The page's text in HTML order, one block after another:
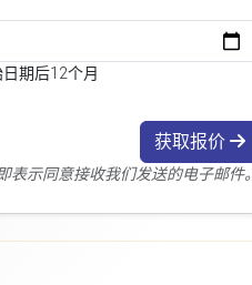
期后12个月
获取报价
表示同意接收我们发送的电子邮件。